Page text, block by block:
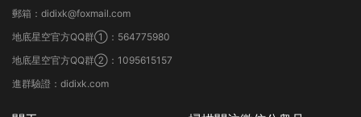
郵箱：didixk@foxmail.com
地底星空官方QQ群①：564775980
地底星空官方QQ群②：1095615157
進群驗證：didixk.com